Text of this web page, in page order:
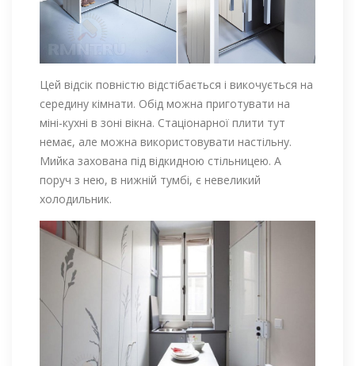
Цей відсік повністю відстібається і викочується на
середину кімнати. Обід можна приготувати на
міні-кухні в зоні вікна. Стаціонарної плити тут
немає, але можна використовувати настільну.
Мийка захована під відкидною стільницею. А
поруч з нею, в нижній тумбі, є невеликий
холодильник.